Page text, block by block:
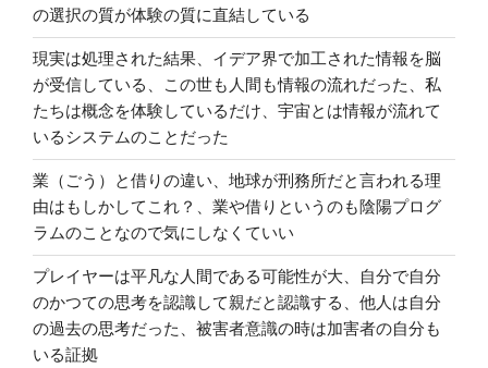
の選択の質が体験の質に直結している
現実は処理された結果、イデア界で加工された情報を脳
が受信している、この世も人間も情報の流れだった、私
たちは概念を体験しているだけ、宇宙とは情報が流れて
いるシステムのことだった
業（ごう）と借りの違い、地球が刑務所だと言われる理
由はもしかしてこれ？、業や借りというのも陰陽プログ
ラムのことなので気にしなくていい
プレイヤーは平凡な人間である可能性が大、自分で自分
のかつての思考を認識して親だと認識する、他人は自分
の過去の思考だった、被害者意識の時は加害者の自分も
いる証拠